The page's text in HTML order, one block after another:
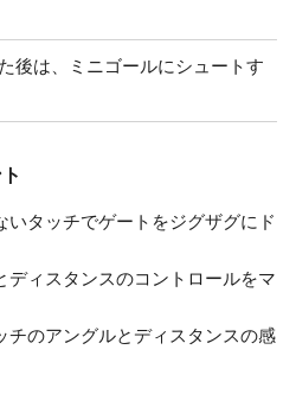
後は、ミニゴールにシュートす
いタッチでゲートをジグザグにド
ディスタンスのコントロールをマ
チのアングルとディスタンスの感